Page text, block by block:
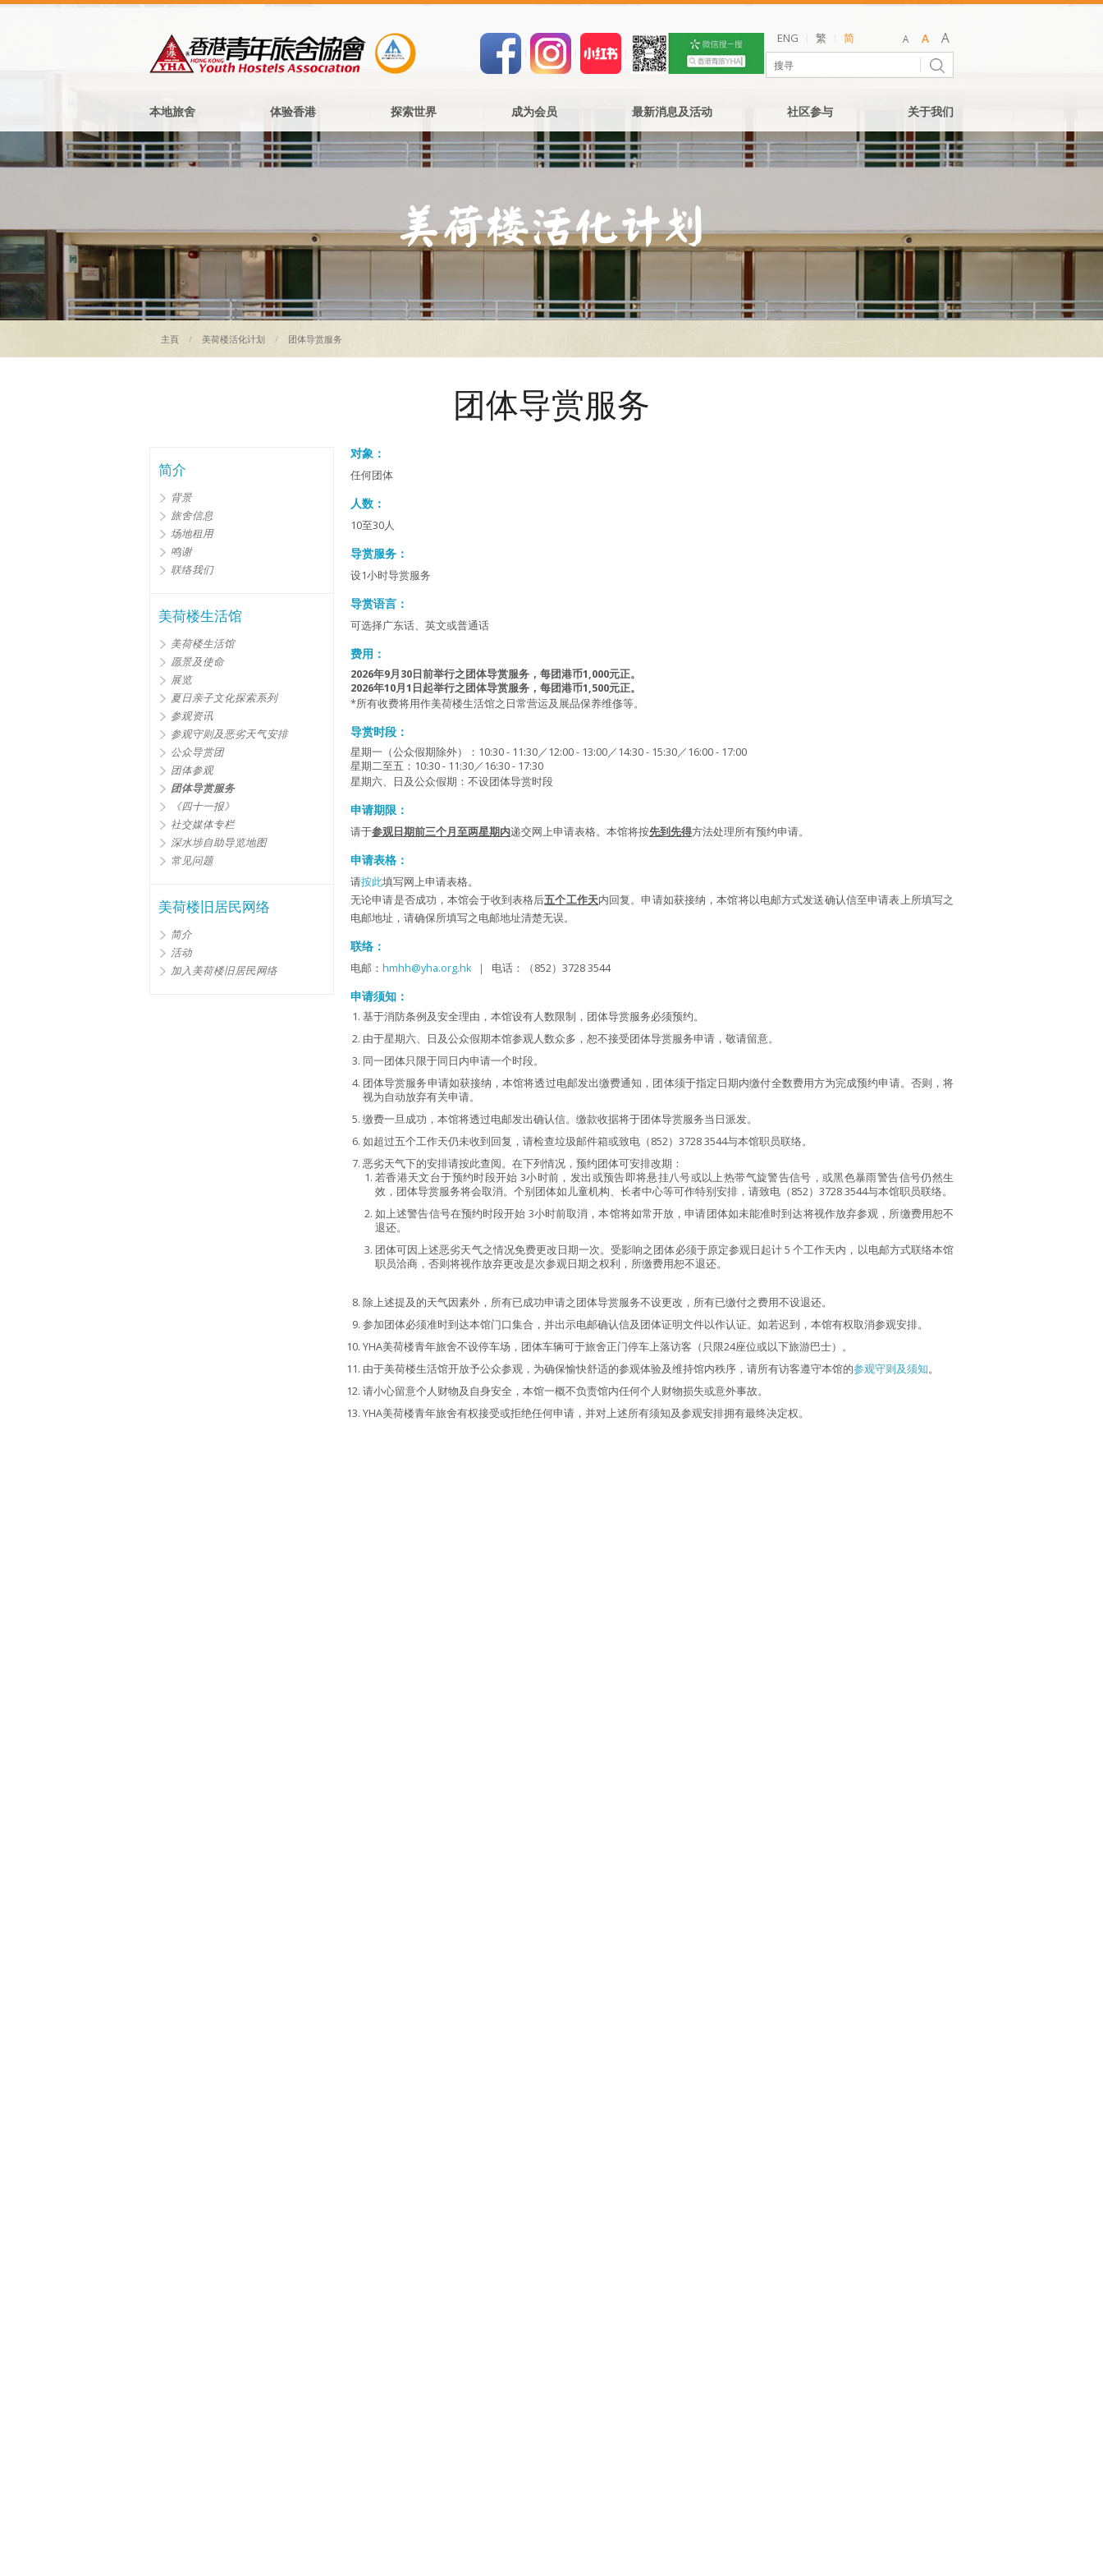
ENG 繁 简
本地旅舍 体验香港 探索世界 成为会员 最新消息及活动 社区参与 关于我们
主頁 美荷楼活化计划 团体导赏服务
团体导赏服务
对象：
任何团体
人数：
10至30人
导赏服务：
设1小时导赏服务
导赏语言：
可选择广东话、英文或普通话
费用：
2026年9月30日前举行之团体导赏服务，每团港币1,000元正。
2026年10月1日起举行之团体导赏服务，每团港币1,500元正。
*所有收费将用作美荷楼生活馆之日常营运及展品保养维俢等。
导赏时段：
星期一（公众假期除外）：10:30 - 11:30／12:00 - 13:00／14:30 - 15:30／16:00 - 17:00
星期二至五：10:30 - 11:30／16:30 - 17:30
星期六、日及公众假期：不设团体导赏时段
申请期限：
请于参观日期前三个月至两星期内递交网上申请表格。本馆将按先到先得方法处理所有预约申请。
申请表格：
请按此填写网上申请表格。
无论申请是否成功，本馆会于收到表格后五个工作天内回复。申请如获接纳，本馆将以电邮方式发送确认信至申请表上所填写之
电邮地址，请确保所填写之电邮地址清楚无误。
联络：
电邮： hmhh@yha.org.hk ｜ 电话：（852）3728 3544
申请须知：
基于消防条例及安全理由，本馆设有人数限制，团体导赏服务必须预约。
由于星期六、日及公众假期本馆参观人数众多，恕不接受团体导赏服务申请，敬请留意。
同一团体只限于同日内申请一个时段。
团体导赏服务申请如获接纳，本馆将透过电邮发出缴费通知，团体须于指定日期内缴付全数费用方为完成预约申请。否则，将
视为自动放弃有关申请。
缴费一旦成功，本馆将透过电邮发出确认信。缴款收据将于团体导赏服务当日派发。
如超过五个工作天仍未收到回复，请检查垃圾邮件箱或致电（852）3728 3544与本馆职员联络。
恶劣天气下的安排请按此查阅。在下列情况，预约团体可安排改期：
若香港天文台于预约时段开始 3小时前，发出或预告即将悬挂八号或以上热带气旋警告信号，或黑色暴雨警告信号仍然生
效，团体导赏服务将会取消。个别团体如儿童机构、长者中心等可作特别安排，请致电（852）3728 3544与本馆职员联络。
如上述警告信号在预约时段开始 3小时前取消，本馆将如常开放，申请团体如未能准时到达将视作放弃参观，所缴费用恕不
退还。
团体可因上述恶劣天气之情况免费更改日期一次。受影响之团体必须于原定参观日起计 5 个工作天内，以电邮方式联络本馆
职员洽商，否则将视作放弃更改是次参观日期之权利，所缴费用恕不退还。
除上述提及的天气因素外，所有已成功申请之团体导赏服务不设更改，所有已缴付之费用不设退还。
参加团体必须准时到达本馆门口集合，并出示电邮确认信及团体证明文件以作认证。如若迟到，本馆有权取消参观安排。
YHA美荷楼青年旅舍不设停车场，团体车辆可于旅舍正门停车上落访客（只限24座位或以下旅游巴士）。
由于美荷楼生活馆开放予公众参观，为确保愉快舒适的参观体验及维持馆内秩序，请所有访客遵守本馆的参观守则及须知。
请小心留意个人财物及自身安全，本馆一概不负责馆内任何个人财物损失或意外事故。
YHA美荷楼青年旅舍有权接受或拒绝任何申请，并对上述所有须知及参观安排拥有最终决定权。
简介
背景
旅舍信息
场地租用
鸣谢
联络我们
美荷楼生活馆
美荷楼生活馆
愿景及使命
展览
夏日亲子文化探索系列
参观资讯
参观守则及恶劣天气安排
公众导赏团
团体参观
团体导赏服务
《四十一报》
社交媒体专栏
深水埗自助导览地图
常见问题
美荷楼旧居民网络
简介
活动
加入美荷楼旧居民网络